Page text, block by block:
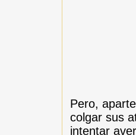
Pero,
colgar sus
intentar